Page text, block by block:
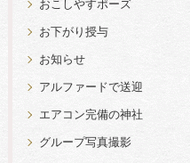
おこしやすポーズ
お下がり授与
お知らせ
アルファードで送迎
エアコン完備の神社
グループ写真撮影